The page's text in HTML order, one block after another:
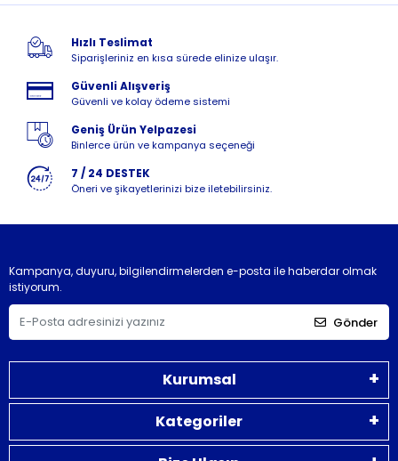
Hızlı Teslimat
Siparişleriniz en kısa sürede elinize ulaşır.
Güvenli Alışveriş
Güvenli ve kolay ödeme sistemi
Geniş Ürün Yelpazesi
Binlerce ürün ve kampanya seçeneği
7 / 24 DESTEK
Öneri ve şikayetlerinizi bize iletebilirsiniz.
Kampanya, duyuru, bilgilendirmelerden e-posta ile haberdar olmak
istiyorum.
Gönder
Kurumsal
Kategoriler